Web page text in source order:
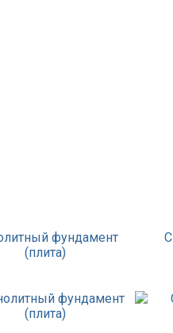
фундамент
(плита)